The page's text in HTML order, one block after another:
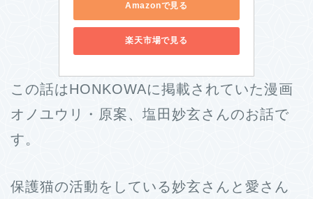
Amazonで見る
楽天市場で見る
この話はHONKOWAに掲載されていた漫画
オノユウリ・原案、塩田妙玄さんのお話で
す。
保護猫の活動をしている妙玄さんと愛さん